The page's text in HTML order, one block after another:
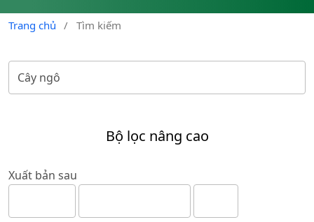
Trang chủ / Tìm kiếm
Bộ lọc nâng cao
Xuất bản sau